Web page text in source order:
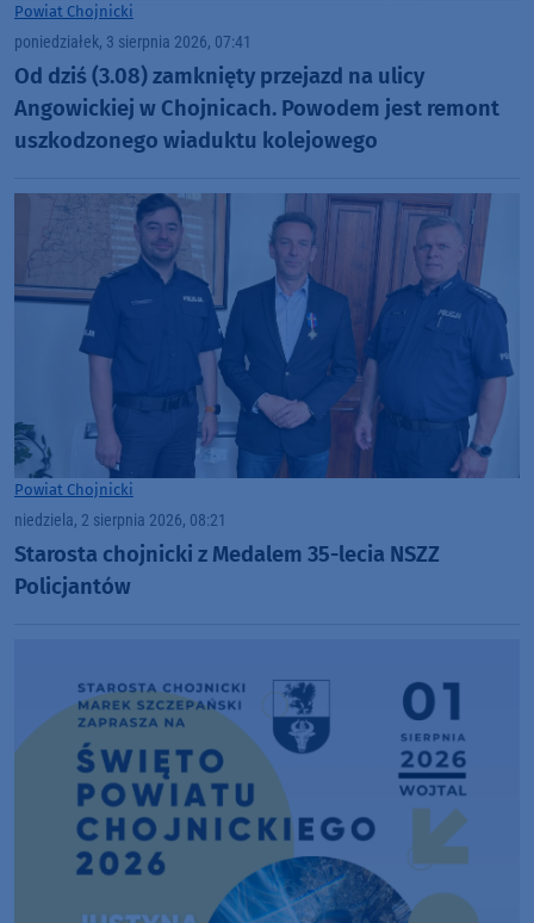
Powiat Chojnicki
poniedziałek, 3 sierpnia 2026, 07:41
Od dziś (3.08) zamknięty przejazd na ulicy
Angowickiej w Chojnicach. Powodem jest remont
uszkodzonego wiaduktu kolejowego
Powiat Chojnicki
niedziela, 2 sierpnia 2026, 08:21
Starosta chojnicki z Medalem 35-lecia NSZZ
Policjantów